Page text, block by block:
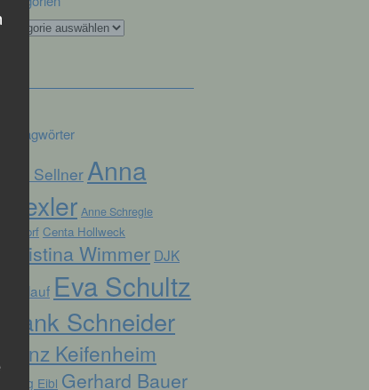
Kategorien
Schlagwörter
Alex Sellner Anna
Drexler Anne Schregle
Arnstorf Centa Hollweck
Christina Wimmer DJK
Domlauf Eva Schultz
Frank Schneider
Franz Keifenheim
Georg Eibl Gerhard Bauer